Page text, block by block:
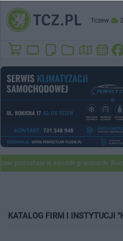
Tczew
pozostaje w swoich granicach.
KATALOG FIRM I INSTYTUCJI